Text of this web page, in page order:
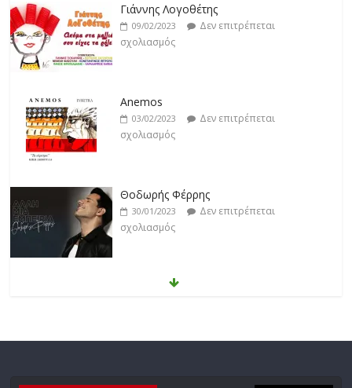
Γιάννης Λογοθέτης
09/02/2023
Δεν επιτρέπεται
σχολιασμός
Anemos
03/02/2023
Δεν επιτρέπεται
σχολιασμός
Θοδωρής Φέρρης
30/01/2023
Δεν επιτρέπεται
σχολιασμός
Νίκος Ζιώγαλας